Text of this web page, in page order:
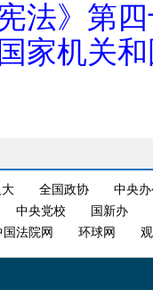
法》第
家机关
全国政协
中央
中央党校
国新办
国法院网 环球网